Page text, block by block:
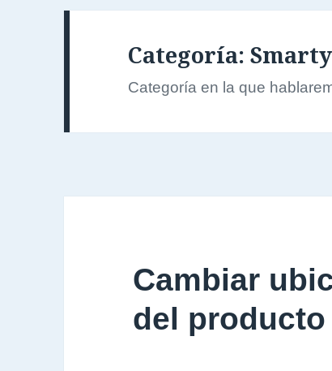
Categoría:Smarty
Categoría en la que
Cambiar
del producto